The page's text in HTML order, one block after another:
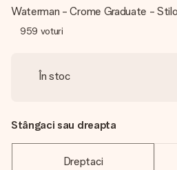
Waterman - Crome Graduate -
959 voturi
În stoc
Stângaci sau dreapta
Dreptaci